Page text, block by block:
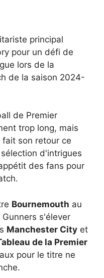
principal
pour un défi de
lors de la
de la saison 2024-
de Premier
trop long, mais
son retour ce
d'intrigues
des fans pour
Bournemouth au
s'élever
Manchester City et
de la Premier
pour le titre ne